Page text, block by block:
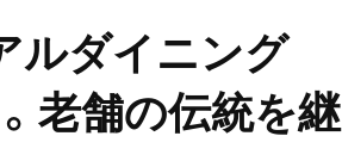
ルダイニング
。老舗の伝統を継